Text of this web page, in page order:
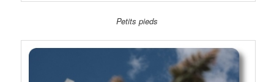
Petits pieds